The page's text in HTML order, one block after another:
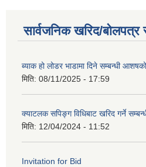
सार्वजनिक खरिद/बोलपत्र
ब्याक हो लोडर भाडामा दिने सम्बन्धी
मिति: 08/11/2025 - 17:59
क्याटलक सपिङ्ग विधिबाट खरिद गर्ने
मिति: 12/04/2024 - 11:52
Invitation for Bid